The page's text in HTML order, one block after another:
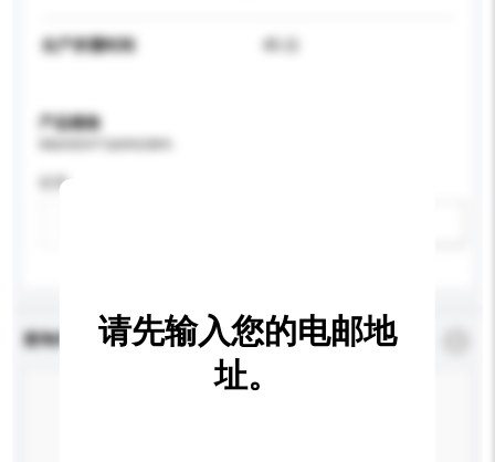
生产所需时间 45 日
产品规格
应用
查询内容 *必须填写
请先输入您的电邮地
址。